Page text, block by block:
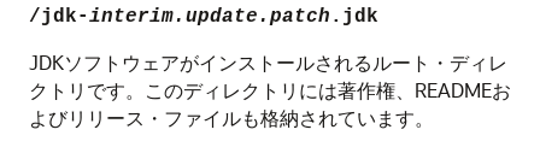
/jdk-interim.update.patch .jdk
JDKソフトウェアがインストールされるルート・ディレ
クトリです。このディレクトリには著作権、READMEお
よびリリース・ファイルも格納されています。